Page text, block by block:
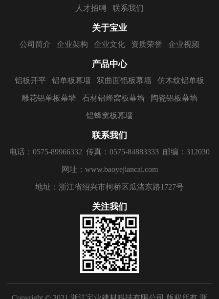
人才招聘 联系我们
关于宝业
公司简介 企业架构 企业文化 资质荣誉 企业视频
产品中心
铝板开平 铝单板幕墙 双曲面铝板幕墙 仿木纹铝单板
雕花铝单板幕墙 石材铝蜂窝板幕墙 陶瓷铝板幕墙
铝蜂窝板幕墙
联系我们
电话：0575-89966332 传真：0575-84883333 邮编：312030
网址：www.baoyejiancai.com
地址：浙江省绍兴市柯桥区瓜渚东路1727号
关注我们